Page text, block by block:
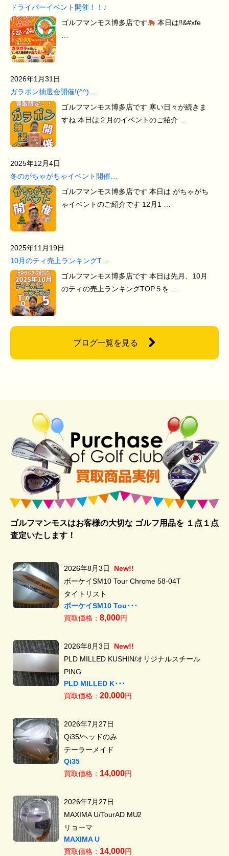
ドライバーイベント開催！！♪
ゴルフマンモス博多店です
本日は‼&#xfe
2026年1月31日
ガラポン抽選会開催!(^^)…
ゴルフマンモス博多店です 寒い日々が続きま
すね 本日は２月のイベントのご紹介 …
2025年12月4日
冬のがちゃがちゃイベント開催…
ゴルフマンモス博多店です 本日は がちゃがち
ゃイベントのご紹介です 12月1 …
2025年11月19日
10月のティ売上ランキングT…
ゴルフマンモス博多店です 本日は先月、10月
のティの売上ランキングTOP５を …
ブログ一覧を見る
ゴルフマンモスはお客様の大切な ゴルフ用品を１点１点
査定いたします！
2026年8月3日
New!!
ボーケイSM10 Tour Chrome 58-04T
タイトリスト
ボーケイSM10 Tou･･･
買取価格： 8,000円
2026年8月3日
New!!
PLD MILLED KUSHIN/オリジナルスチール
PING
PLD MILLED K･･･
買取価格： 20,000円
2026年7月27日
Qi35/ヘッドのみ
テーラーメイド
Qi35
買取価格： 14,000円
2026年7月27日
MAXIMA U/TourAD MU2
リョーマ
MAXIMA U
買取価格： 14,000円